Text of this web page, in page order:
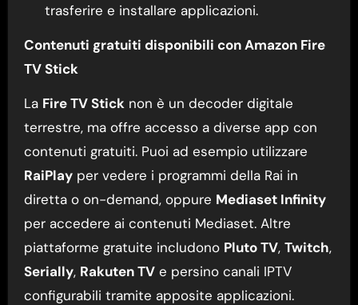
trasferire e installare applicazioni.
Contenuti gratuiti disponibili con Amazon Fire
TV Stick
La Fire TV Sticknon è un decoder digitale
terrestre, ma offre accesso a diverse app con
contenuti gratuiti. Puoi ad esempio utilizzare
RaiPlayper vedere i programmi della Rai in
diretta o on-demand, oppure Mediaset Infinity
per accedere ai contenuti Mediaset. Altre
piattaforme gratuite includono Pluto TV, Twitch,
Serially, Rakuten TVe persino canali IPTV
configurabili tramite apposite applicazioni.